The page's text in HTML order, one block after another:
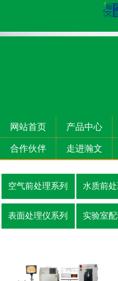
网站首页 产品中心
合作伙伴 走进瀚文
空气前处理系列 水质前处
表面处理仪系列 实验室